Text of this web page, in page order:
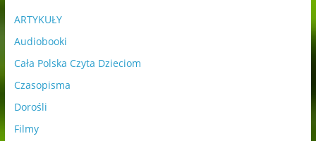
ARTYKUŁY
Audiobooki
Cała Polska Czyta Dzieciom
Czasopisma
Dorośli
Filmy